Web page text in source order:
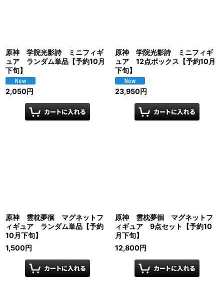
原神 学院光影詩 ミニフィギ
ュア ランダム単品【予約10月
下旬】
2,050円
原神 学院光影詩 ミニフィギ
ュア 12点ボックス【予約10月
下旬】
23,950円
原神 雲枕夢徊 マグネットフ
ィギュア ランダム単品【予約
10月下旬】
1,500円
原神 雲枕夢徊 マグネットフ
ィギュア 9点セット【予約10
月下旬】
12,800円